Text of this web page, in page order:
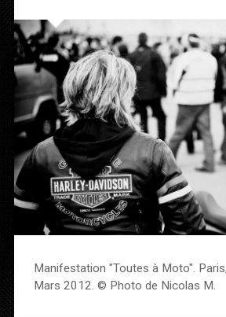
Manifestation "Toutes à Moto".
Mars 2012. © Photo de Nicolas M.